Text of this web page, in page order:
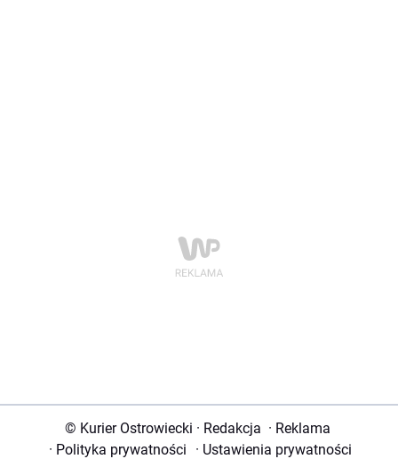
© Kurier Ostrowiecki · Redakcja · Reklama
· Polityka prywatności · Ustawienia prywatności